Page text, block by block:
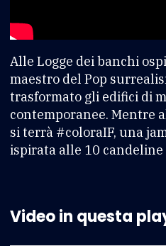
Alle Logge dei banchi
maestro del Pop
trasformato gli edifici di
contemporanee. Mentre
si terrà #coloraIF, una
ispirata alle 10 candeline
Video in questa